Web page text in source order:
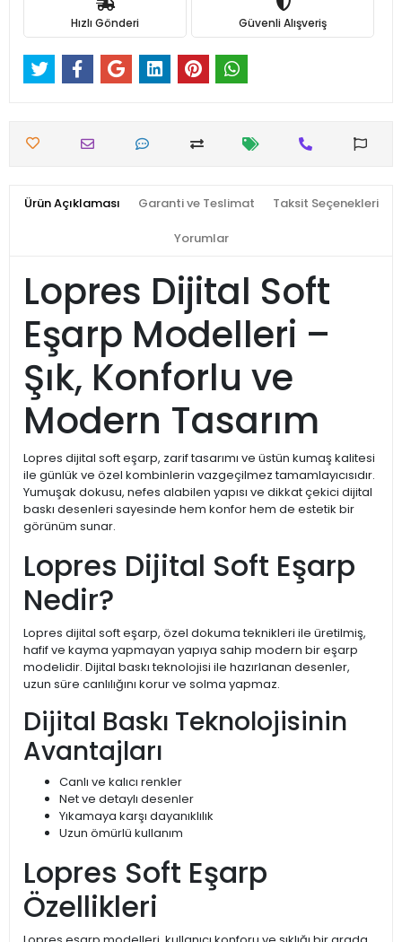
Hızlı Gönderi Güvenli Alışveriş
Ürün Açıklaması Garanti ve Teslimat Taksit Seçenekleri
Yorumlar
Lopres Dijital Soft
Eşarp Modelleri –
Şık, Konforlu ve
Modern Tasarım
Lopres dijital soft eşarp, zarif tasarımı ve üstün kumaş kalitesi
ile günlük ve özel kombinlerin vazgeçilmez tamamlayıcısıdır.
Yumuşak dokusu, nefes alabilen yapısı ve dikkat çekici dijital
baskı desenleri sayesinde hem konfor hem de estetik bir
görünüm sunar.
Lopres Dijital Soft Eşarp
Nedir?
Lopres dijital soft eşarp, özel dokuma teknikleri ile üretilmiş,
hafif ve kayma yapmayan yapıya sahip modern bir eşarp
modelidir. Dijital baskı teknolojisi ile hazırlanan desenler,
uzun süre canlılığını korur ve solma yapmaz.
Dijital Baskı Teknolojisinin
Avantajları
Canlı ve kalıcı renkler
Net ve detaylı desenler
Yıkamaya karşı dayanıklılık
Uzun ömürlü kullanım
Lopres Soft Eşarp
Özellikleri